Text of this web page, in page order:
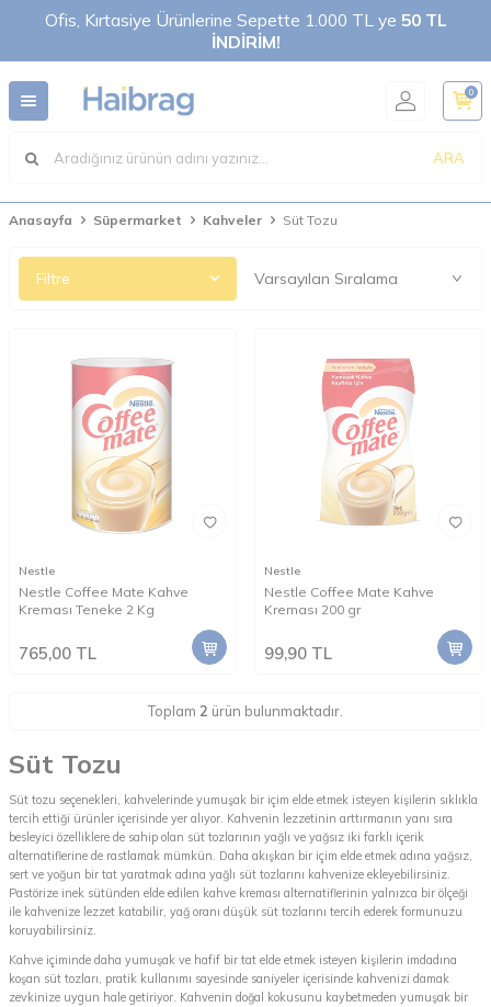
Ofis, Kırtasiye Ürünlerine Sepette 1.000 TL ye 50 TL
İNDİRİM!
ARA
0
Anasayfa Süpermarket Kahveler Süt Tozu
Filtre
Nestle
Nestle Coffee Mate Kahve
Kreması Teneke 2 Kg
765,00 TL
Nestle
Nestle Coffee Mate Kahve
Kreması 200 gr
99,90 TL
Toplam 2 ürün bulunmaktadır.
Süt Tozu
Süt tozu seçenekleri, kahvelerinde yumuşak bir içim elde etmek isteyen kişilerin sıklıkla
tercih ettiği ürünler içerisinde yer alıyor. Kahvenin lezzetinin arttırmanın yanı sıra
besleyici özelliklere de sahip olan süt tozlarının yağlı ve yağsız iki farklı içerik
alternatiflerine de rastlamak mümkün. Daha akışkan bir içim elde etmek adına yağsız,
sert ve yoğun bir tat yaratmak adına yağlı süt tozlarını kahvenize ekleyebilirsiniz.
Pastörize inek sütünden elde edilen kahve kreması alternatiflerinin yalnızca bir ölçeği
ile kahvenize lezzet katabilir, yağ oranı düşük süt tozlarını tercih ederek formunuzu
koruyabilirsiniz.
Kahve içiminde daha yumuşak ve hafif bir tat elde etmek isteyen kişilerin imdadına
koşan süt tozları, pratik kullanımı sayesinde saniyeler içerisinde kahvenizi damak
zevkinize uygun hale getiriyor. Kahvenin doğal kokusunu kaybetmeden yumuşak bir